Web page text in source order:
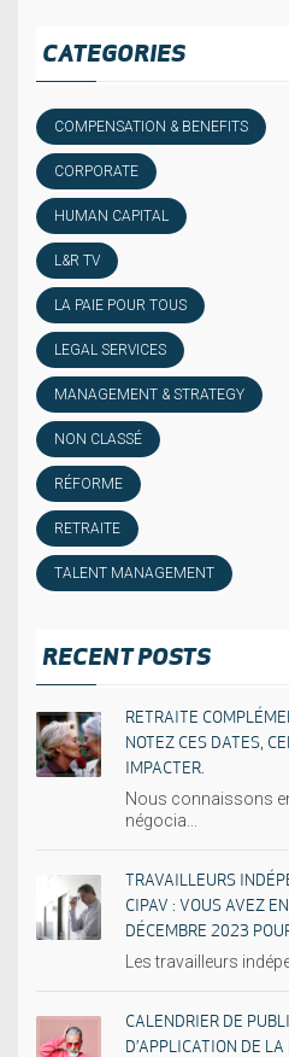
CATEGORIES
COMPENSATION & BENEFITS
CORPORATE
HUMAN CAPITAL
L&R TV
LA PAIE POUR TOUS
LEGAL SERVICES
MANAGEMENT & STRATEGY
NON CLASSÉ
RÉFORME
RETRAITE
TALENT MANAGEMENT
RECENT POSTS
RETRAITE
NOTEZ CES DATES,
IMPACTER.
Nous connaissons
négocia...
TRAVAILLEURS
CIPAV : VOUS AVEZ
DÉCEMBRE 2023
Les travailleurs
CALENDRIER DE
D’APPLICATION DE